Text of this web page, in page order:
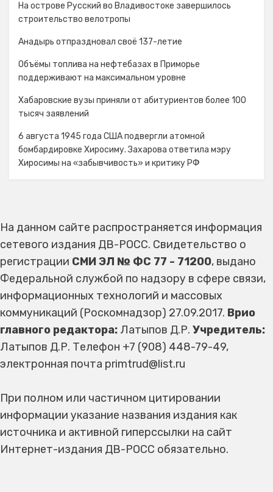
На острове Русский во Владивостоке завершилось
строительство велотропы
Анадырь отпраздновал своё 137-летие
Объёмы топлива на нефтебазах в Приморье
поддерживают на максимальном уровне
Хабаровские вузы приняли от абитуриентов более 100
тысяч заявлений
6 августа 1945 года США подвергли атомной
бомбардировке Хиросиму. Захарова ответила мэру
Хиросимы на «забывчивость» и критику РФ
На данном сайте распространяется информация
сетевого издания ДВ-РОСС. Свидетельство о
регистрации СМИ ЭЛ № ФС 77 - 71200, выдано
Федеральной службой по надзору в сфере связи,
информационных технологий и массовых
коммуникаций (Роскомнадзор) 27.09.2017. Врио
главного редактора: Латыпов Д.Р. Учредитель:
Латыпов Д.Р. Телефон +7 (908) 448-79-49,
электронная почта primtrud@list.ru
При полном или частичном цитировании
информации указание названия издания как
источника и активной гиперссылки на сайт
Интернет-издания ДВ-РОСС обязательно.